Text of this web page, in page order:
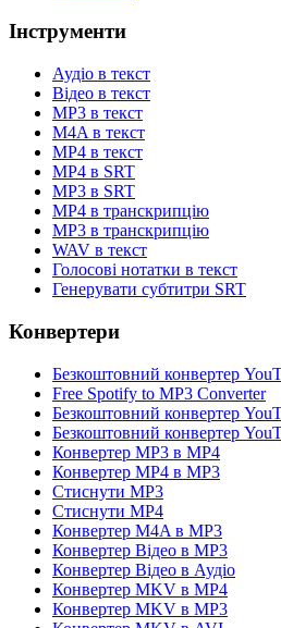
Інструменти
Аудіо в текст
Відео в текст
MP3 в текст
M4A в текст
MP4 в текст
MP4 в SRT
MP3 в SRT
MP4 в транскрипцію
MP3 в транскрипцію
WAV в текст
Голосові нотатки в текст
Генерувати субтитри SRT
Конвертери
Безкоштовний конвертер
Free Spotify to MP3 Converter
Безкоштовний конвертер
Безкоштовний конвертер
Конвертер MP3 в MP4
Конвертер MP4 в MP3
Стиснути MP3
Стиснути MP4
Конвертер M4A в MP3
Конвертер Відео в MP3
Конвертер Відео в Аудіо
Конвертер MKV в MP4
Конвертер MKV в MP3